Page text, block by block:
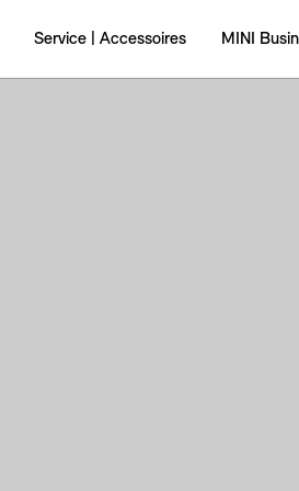
Service | Accessoires MINI